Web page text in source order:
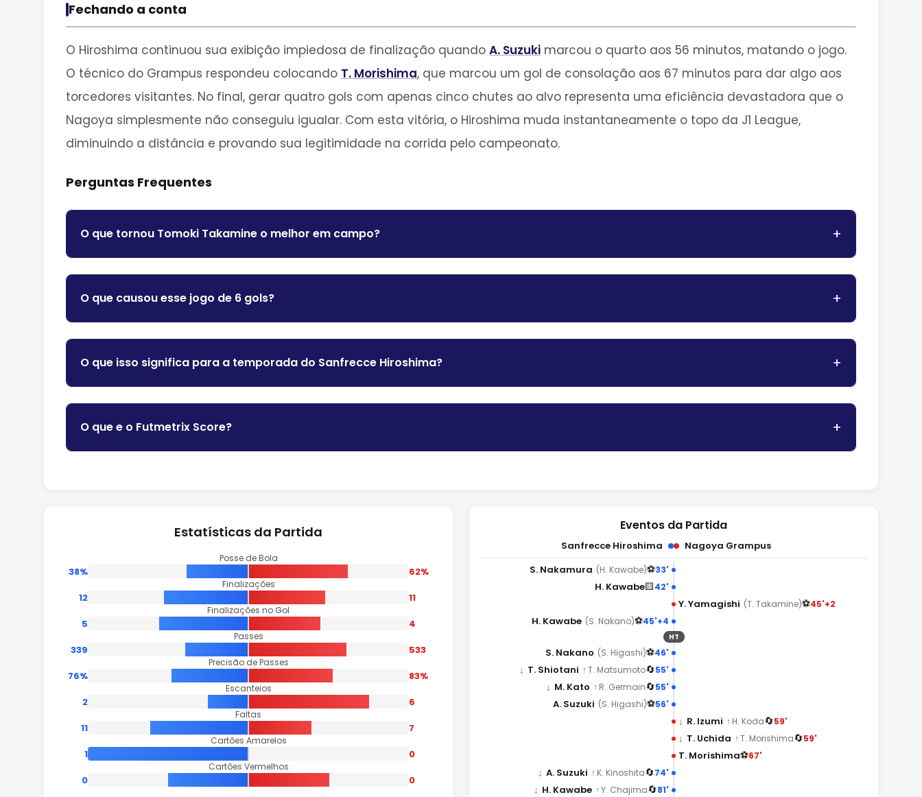
Fechando a conta
O Hiroshima continuou sua exibição impiedosa de finalização quando A. Suzuki marcou o quarto aos 56 minutos, matando o jogo.
O técnico do Grampus respondeu colocando T. Morishima, que marcou um gol de consolação aos 67 minutos para dar algo aos
torcedores visitantes. No final, gerar quatro gols com apenas cinco chutes ao alvo representa uma eficiência devastadora que o
Nagoya simplesmente não conseguiu igualar. Com esta vitória, o Hiroshima muda instantaneamente o topo da J1 League,
diminuindo a distância e provando sua legitimidade na corrida pelo campeonato.
Perguntas Frequentes
O que tornou Tomoki Takamine o melhor em campo?
O que causou esse jogo de 6 gols?
O que isso significa para a temporada do Sanfrecce Hiroshima?
O que e o Futmetrix Score?
Estatísticas da Partida
Posse de Bola
38% 62%
Finalizações
12 11
Finalizações no Gol
5 4
Passes
339 533
Precisão de Passes
76% 83%
Escanteios
2 6
Faltas
11 7
Cartões Amarelos
1 0
Cartões Vermelhos
0 0
Eventos da Partida
Sanfrecce Hiroshima Nagoya Grampus
33'
⚽
S. Nakamura (H. Kawabe)
42'
🟨
H. Kawabe
Y. Yamagishi (T. Takamine)⚽45'+2
45'+4
⚽
H. Kawabe (S. Nakano)
HT
46'
⚽
S. Nakano (S. Higashi)
55'
🔄
↓ T. Shiotani ↑T. Matsumoto
55'
🔄
↓ M. Kato ↑ R. Germain
56'
⚽
A. Suzuki (S. Higashi)
↓ R. Izumi ↑ H. Koda🔄59'
↓ T. Uchida ↑T. Morishima🔄59'
T. Morishima⚽67'
74'
🔄
↓ A. Suzuki ↑ K. Kinoshita
81'
🔄
↓ H. Kawabe ↑Y. Chajima